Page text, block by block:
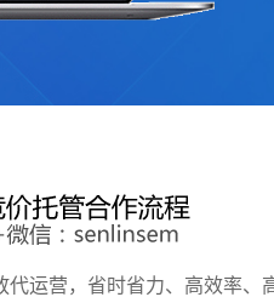
运营，省时省力、高效率、